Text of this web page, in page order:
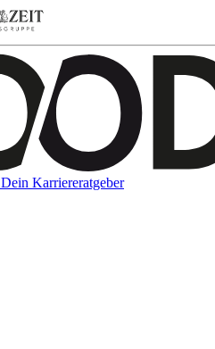
Dein Karriereratgeber